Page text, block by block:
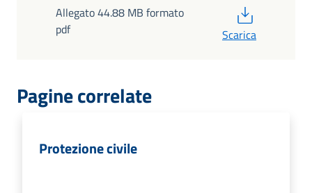
Allegato 44.88 MB formato
pdf
Scarica
Pagine correlate
Protezione civile